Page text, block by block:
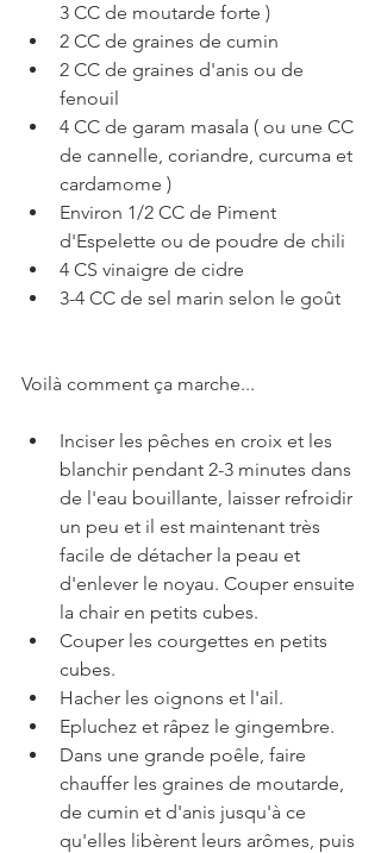
3 CC de moutarde forte )
2 CC de graines de cumin
2 CC de graines d'anis ou de
fenouil
4 CC de garam masala ( ou une CC
de cannelle, coriandre, curcuma et
cardamome )
Environ 1/2 CC de Piment
d'Espelette ou de poudre de chili
4 CS vinaigre de cidre
3-4 CC de sel marin selon le goût
Voilà comment ça marche...
Inciser les pêches en croix et les
blanchir pendant 2-3 minutes dans
de l'eau bouillante, laisser refroidir
un peu et il est maintenant très
facile de détacher la peau et
d'enlever le noyau. Couper ensuite
la chair en petits cubes.
Couper les courgettes en petits
cubes.
Hacher les oignons et l'ail.
Epluchez et râpez le gingembre.
Dans une grande poêle, faire
chauffer les graines de moutarde,
de cumin et d'anis jusqu'à ce
qu'elles libèrent leurs arômes, puis